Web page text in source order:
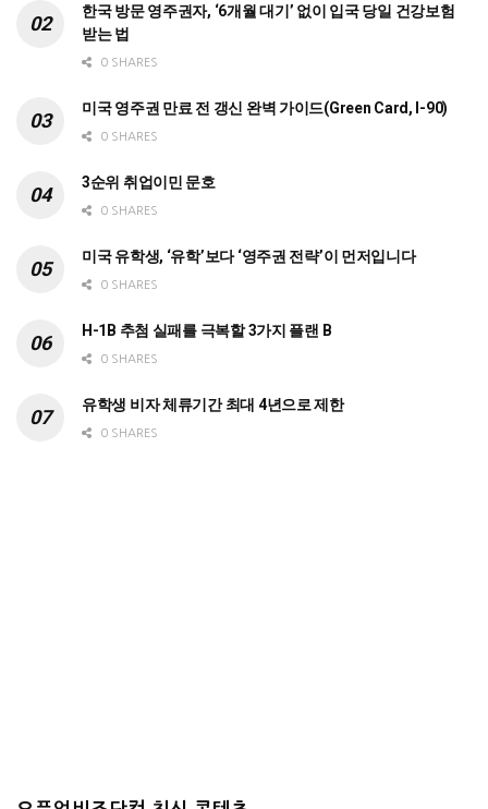
한국 방문 영주권자, ‘6개월 대기’ 없이 입국 당일 건강보험
받는 법
0 SHARES
미국 영주권 만료 전 갱신 완벽 가이드(Green Card, I-90)
0 SHARES
3순위 취업이민 문호
0 SHARES
미국 유학생, ‘유학’보다 ‘영주권 전략’이 먼저입니다
0 SHARES
H-1B 추첨 실패를 극복할 3가지 플랜 B
0 SHARES
유학생 비자 체류기간 최대 4년으로 제한
0 SHARES